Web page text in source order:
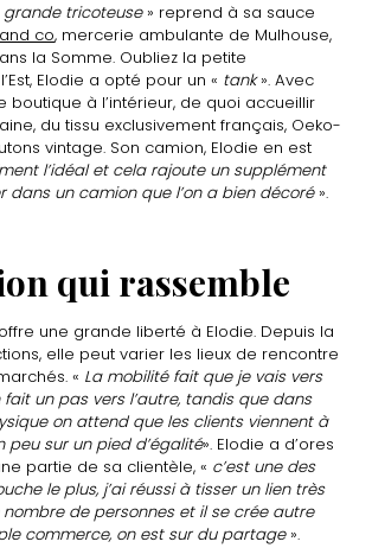
grande tricoteuse» reprend à sa sauce
co, mercerie ambulante de Mulhouse,
la Somme. Oubliez la petite
Elodie a opté pour un « tank». Avec
boutique à l’intérieur, de quoi accueillir
du tissu exclusivement français, Oeko-
vintage. Son camion, Elodie en est
l’idéal et cela rajoute un supplément
dans un camion que l’on a bien décoré».
qui rassemble
une grande liberté à Elodie. Depuis la
elle peut varier les lieux de rencontre
« La mobilité fait que je vais vers
un pas vers l’autre, tandis que dans
on attend que les clients viennent à
peu sur un pied d’égalité». Elodie a d’ores
partie de sa clientèle, « c’est une des
le plus, j’ai réussi à tisser un lien très
de personnes et il se crée autre
commerce, on est sur du partage».